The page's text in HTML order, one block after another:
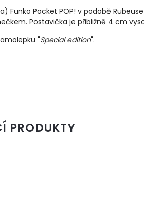
Funko Pocket POP! v podobě
Postavička je přibližně 4 cm
"Special edition".
PRODUKTY